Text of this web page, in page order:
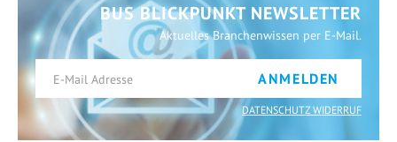
BUS BLICKPUNKT NEWSLETTER
Aktuelles Branchenwissen per E-Mail.
ANMELDEN
DATENSCHUTZ WIDERRUF